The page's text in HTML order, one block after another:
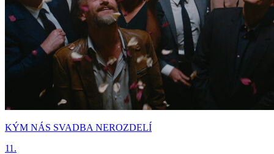
KÝM NÁS SVADBA NEROZDELÍ
11.